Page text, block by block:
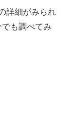
詳細がみられ
も調べてみ